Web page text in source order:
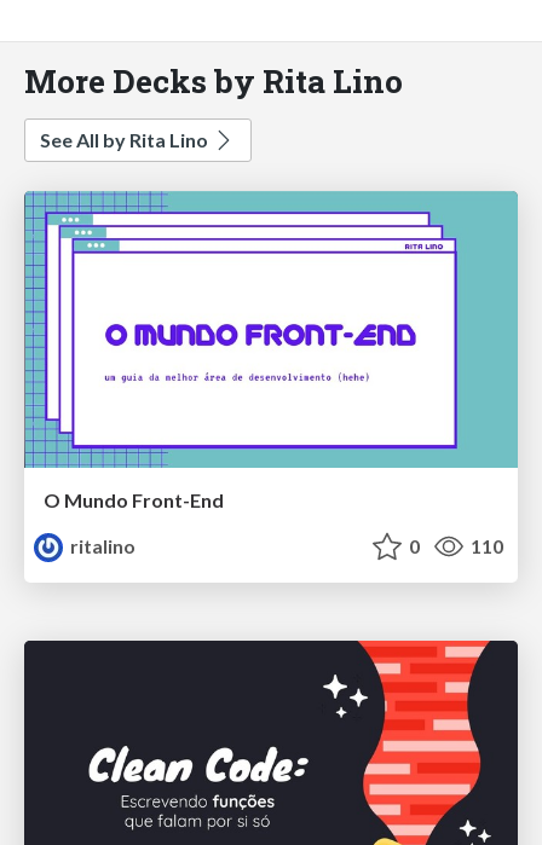
More Decks by Rita Lino
See All by Rita Lino
O Mundo Front-End
ritalino
0 110